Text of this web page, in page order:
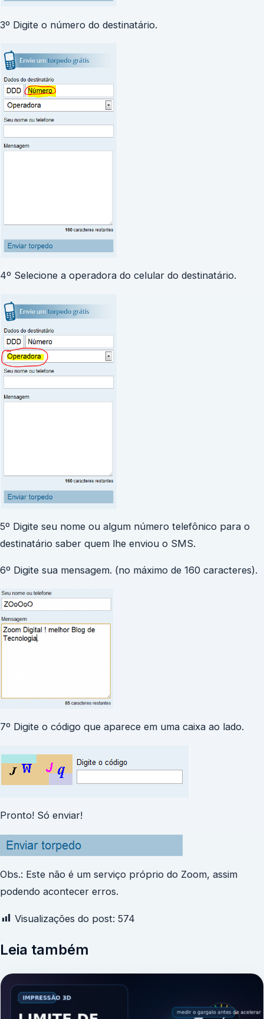
3º Digite o número do destinatário.
4º Selecione a operadora do celular do destinatário.
5º Digite seu nome ou algum número telefônico para o
destinatário saber quem lhe enviou o SMS.
6º Digite sua mensagem. (no máximo de 160 caracteres).
7º Digite o código que aparece em uma caixa ao lado.
Pronto! Só enviar!
Obs.: Este não é um serviço próprio do Zoom, assim
podendo acontecer erros.
Visualizações do post: 574
Leia também